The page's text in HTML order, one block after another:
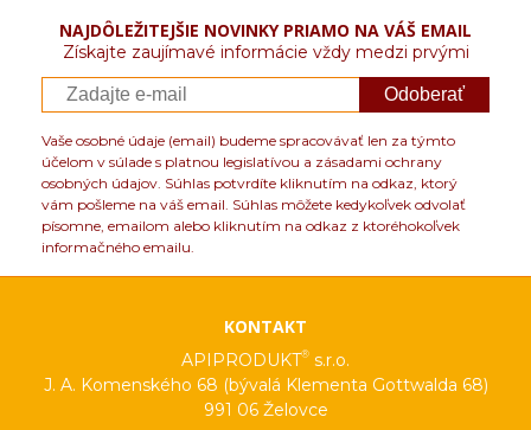
NAJDÔLEŽITEJŠIE NOVINKY PRIAMO NA VÁŠ EMAIL
Získajte zaujímavé informácie vždy medzi prvými
Odoberať
Vaše osobné údaje (email) budeme spracovávať len za týmto
účelom v súlade s platnou legislatívou a zásadami ochrany
osobných údajov. Súhlas potvrdíte kliknutím na odkaz, ktorý
vám pošleme na váš email. Súhlas môžete kedykoľvek odvolať
písomne, emailom alebo kliknutím na odkaz z ktoréhokoľvek
informačného emailu.
KONTAKT
APIPRODUKT® s.r.o.
J. A. Komenského 68 (bývalá Klementa Gottwalda 68)
991 06 Želovce